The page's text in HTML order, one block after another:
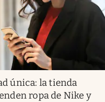
única: la tienda
ropa de Nike y